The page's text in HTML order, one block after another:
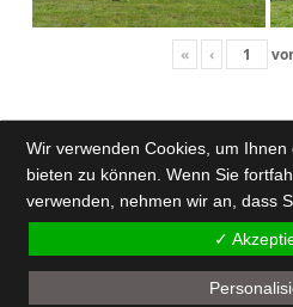
« ‹
Wir verwenden Cookies, um
bieten zu können. Wenn Sie
verwenden, nehmen wir an, dass
✓